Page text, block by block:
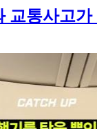
교통사고가